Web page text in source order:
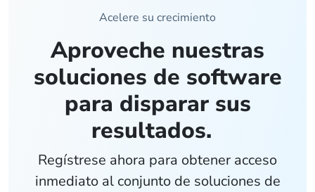
Acelere su crecimiento
Aproveche nuestras
soluciones de software
para disparar sus
resultados.
Regístrese ahora para obtener acceso
inmediato al conjunto de soluciones de